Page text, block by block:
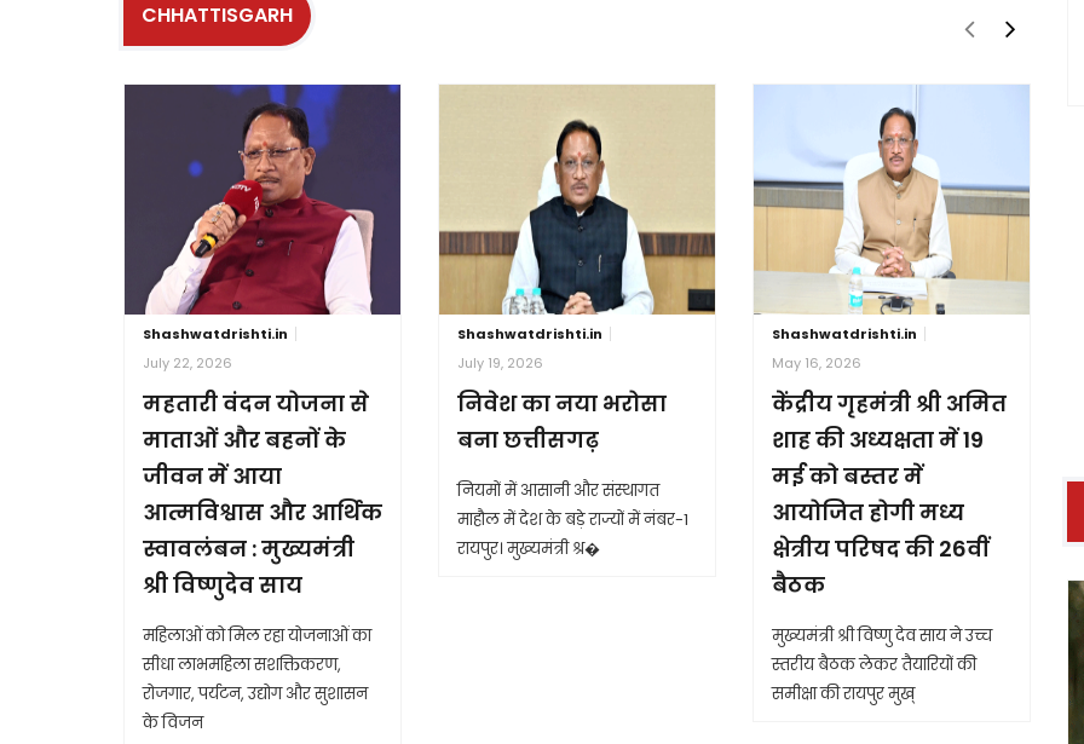
CHHATTISGARH
Shashwatdrishti.in
July 22, 2026
महतारी वंदन योजना से
माताओं और बहनों के
जीवन में आया
आत्मविश्वास और आर्थिक
स्वावलंबन : मुख्यमंत्री
श्री विष्णुदेव साय
महिलाओं को मिल रहा योजनाओं का
सीधा लाभमहिला सशक्तिकरण,
रोजगार, पर्यटन, उद्योग और सुशासन
के विजन
Shashwatdrishti.in
July 19, 2026
निवेश का नया भरोसा
बना छत्तीसगढ़
नियमों में आसानी और संस्थागत
माहौल में देश के बड़े राज्यों में नंबर-1
रायपुर। मुख्यमंत्री श्र�
Shashwatdrishti.in
May 16, 2026
केंद्रीय गृहमंत्री श्री अमित
शाह की अध्यक्षता में 19
मई को बस्तर में
आयोजित होगी मध्य
क्षेत्रीय परिषद की 26वीं
बैठक
मुख्यमंत्री श्री विष्णु देव साय ने उच्च
स्तरीय बैठक लेकर तैयारियों की
समीक्षा की रायपुर मुख्